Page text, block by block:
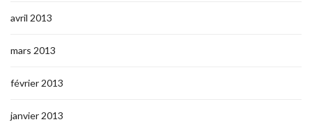
avril 2013
mars 2013
février 2013
janvier 2013